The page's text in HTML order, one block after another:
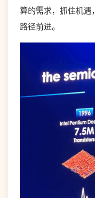
算的需求，抓住机遇
路径前进。